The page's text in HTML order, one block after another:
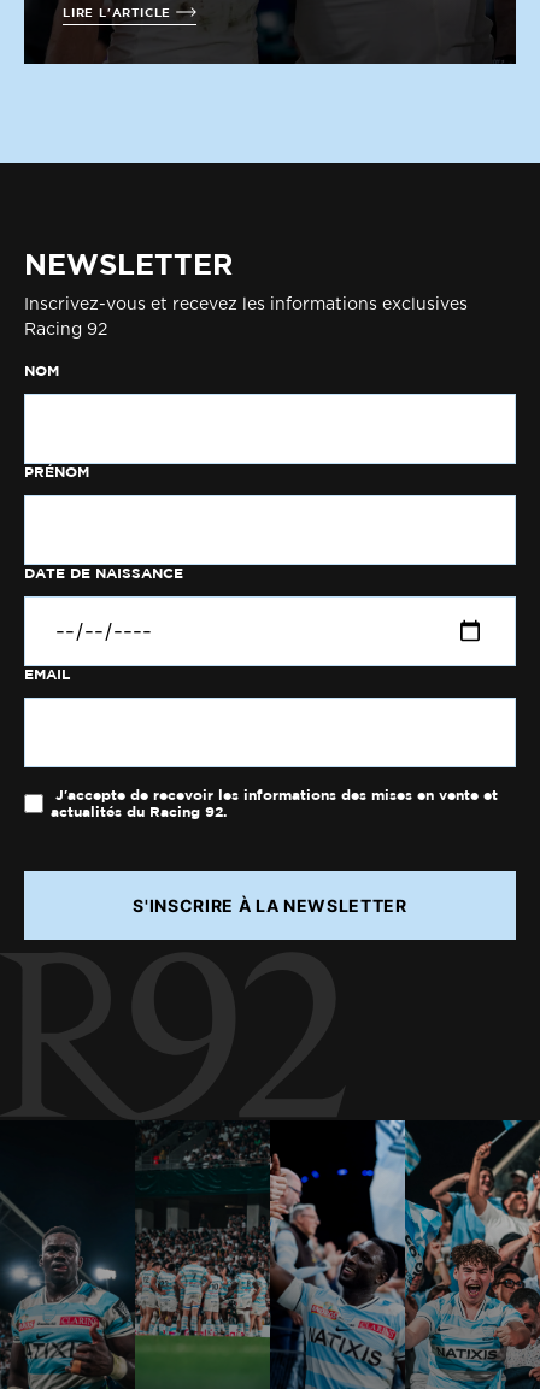
LIRE L'ARTICLE
NEWSLETTER
Inscrivez-vous et recevez les informations exclusives
Racing 92
NOM
PRÉNOM
DATE DE NAISSANCE
EMAIL
J'accepte de recevoir les informations des mises en vente et
actualités du Racing 92.
S'INSCRIRE À LA NEWSLETTER